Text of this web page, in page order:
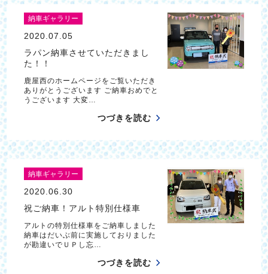
納車ギャラリー
2020.07.05
ラパン納車させていただきまし
た！！
鹿屋西のホームページをご覧いただき
ありがとうございます ご納車おめでと
うございます 大変…
つづきを読む
納車ギャラリー
2020.06.30
祝ご納車！アルト特別仕様車
アルトの特別仕様車をご納車しました
納車はだいぶ前に実施しておりました
が勘違いでＵＰし忘…
つづきを読む